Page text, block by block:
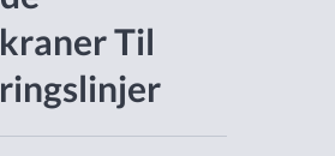
Til